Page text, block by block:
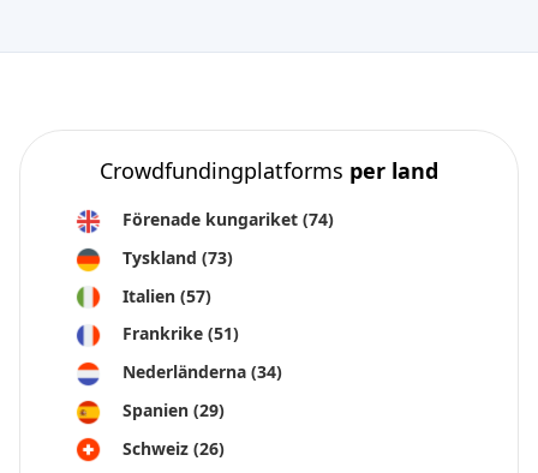
Crowdfundingplatforms per land
Förenade kungariket (74)
Tyskland (73)
Italien (57)
Frankrike (51)
Nederländerna (34)
Spanien (29)
Schweiz (26)